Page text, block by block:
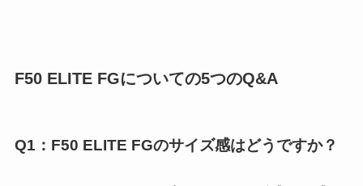
F50 ELITE FGについての5つのQ&A
Q1：F50 ELITE FGのサイズ感はどうですか？